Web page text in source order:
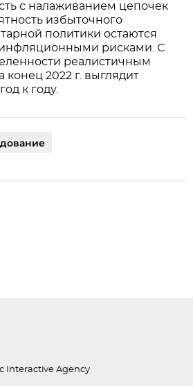
с налаживанием цепочек
избыточного
политики остаются
рисками. С
реалистичным
2022 г. выглядит
к году.
Interactive Agency